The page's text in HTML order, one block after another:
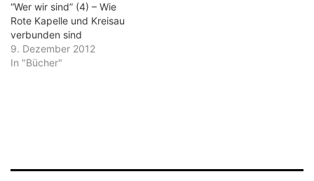
“Wer wir sind” (4) – Wie
Rote Kapelle und Kreisau
verbunden sind
9. Dezember 2012
In "Bücher"